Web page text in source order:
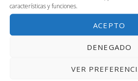
características y funciones.
ACEPTO
DENEGADO
VER
AÑADIR AL CALENDARIO